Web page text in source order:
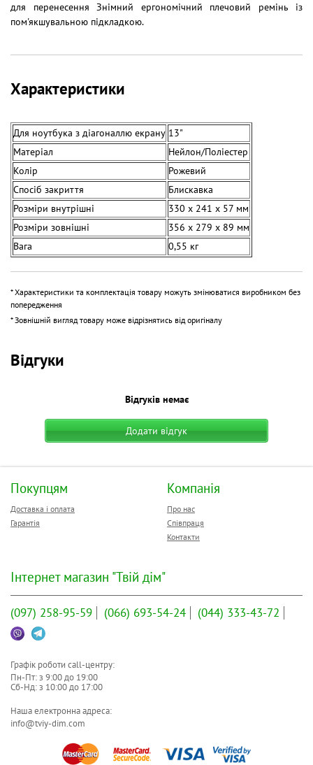
для перенесення Знімний ергономічний плечовий ремінь із
пом'якшувальною підкладкою.
Характеристики
Для ноутбука з діагоналлю екрану 13"
Матеріал
Нейлон/Поліестер
Колір
Рожевий
Спосіб закриття
Блискавка
Розміри внутрішні
330 x 241 x 57 мм
Розміри зовнішні
356 x 279 x 89 мм
Вага
0,55 кг
* Характеристики та комплектація товару можуть змінюватися виробником без
попередження
* Зовнішній вигляд товару може відрізнятись від оригіналу
Відгуки
Відгуків немає
Додати відгук
Покупцям
Доставка і оплата
Гарантія
Компанія
Про нас
Співпраця
Контакти
Інтернет магазин "Твій дім"
(097) 258-95-59 (066) 693-54-24 (044) 333-43-72
Графік роботи call-центру:
Пн-Пт: з 9:00до 19:00
Сб-Нд: з 10:00до 17:00
Наша електронна адреса:
info@tviy-dim.com